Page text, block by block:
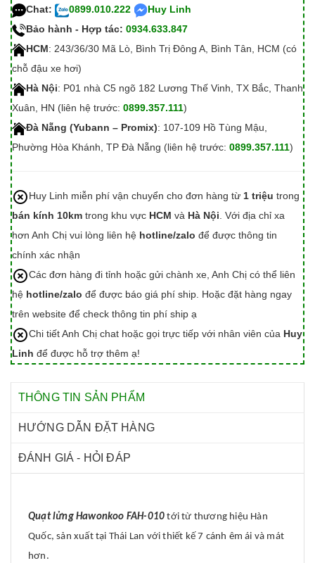
Chat:
0899.010.222
Huy Linh
Bảo hành - Hợp tác: 0934.633.847
HCM: 243/36/30 Mã Lò, Bình Trị Đông A, Bình Tân, HCM (có
chỗ đậu xe hơi)
Hà Nội: P01 nhà C5 ngõ 182 Lương Thế Vinh, TX Bắc, Thanh
Xuân, HN (liên hệ trước: 0899.357.111)
Đà Nẵng (Yubann – Promix): 107-109 Hồ Tùng Mậu,
Phường Hòa Khánh, TP Đà Nẵng (liên hệ trước: 0899.357.111)
Huy Linh miễn phí vận chuyển cho đơn hàng từ 1 triệu trong
bán kính 10km trong khu vực HCM và Hà Nội. Với địa chỉ xa
hơn Anh Chị vui lòng liên hệ hotline/zalo để được thông tin
chính xác nhận
Các đơn hàng đi tỉnh hoặc gửi chành xe, Anh Chị có thể liên
hệ hotline/zalo để được báo giá phí ship. Hoặc đặt hàng ngay
trên website để check thông tin phí ship ạ
Chi tiết Anh Chị chat hoặc gọi trực tiếp với nhân viên của Huy
Linh để được hỗ trợ thêm ạ!
THÔNG TIN SẢN PHẨM
HƯỚNG DẪN ĐẶT HÀNG
ĐÁNH GIÁ - HỎI ĐÁP
Quạt lửng Hawonkoo FAH-010 tới từ thương hiệu Hàn
Quốc, sản xuất tại Thái Lan với thiết kế 7 cánh êm ái và mát
hơn.